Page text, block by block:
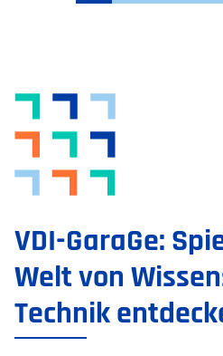
proTechnicale Sachsen
Fortbildung für Eltern,
Teamevents
VDI-GaraGe:
Welt von
Technik